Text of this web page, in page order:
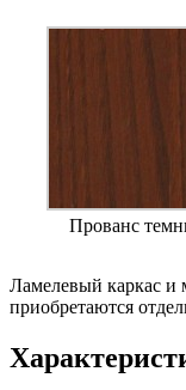
Прованс
Ламелевый каркас и
приобретаются